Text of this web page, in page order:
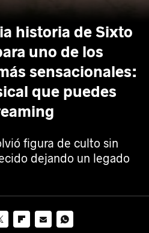
historia de Sixto
uno de los
sensacionales:
que puedes
figura de culto sin
dejando un legado